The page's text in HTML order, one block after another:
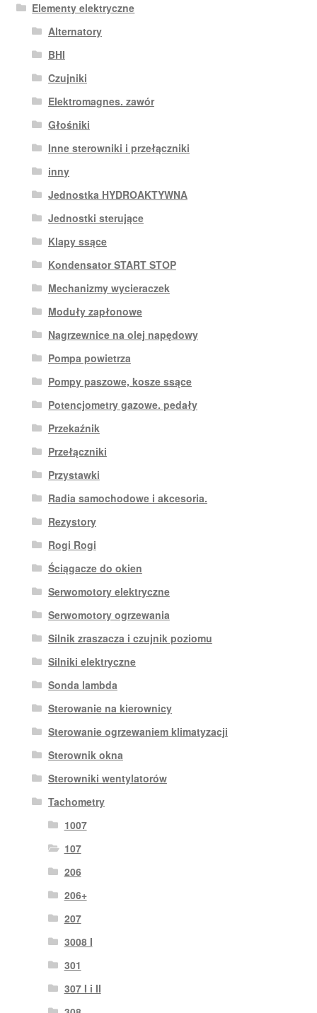
Elementy elektryczne
Alternatory
BHI
Czujniki
Elektromagnes. zawór
Głośniki
Inne sterowniki i przełączniki
inny
Jednostka HYDROAKTYWNA
Jednostki sterujące
Klapy ssące
Kondensator START STOP
Mechanizmy wycieraczek
Moduły zapłonowe
Nagrzewnice na olej napędowy
Pompa powietrza
Pompy paszowe, kosze ssące
Potencjometry gazowe. pedały
Przekaźnik
Przełączniki
Przystawki
Radia samochodowe i akcesoria.
Rezystory
Rogi Rogi
Ściągacze do okien
Serwomotory elektryczne
Serwomotory ogrzewania
Silnik zraszacza i czujnik poziomu
Silniki elektryczne
Sonda lambda
Sterowanie na kierownicy
Sterowanie ogrzewaniem klimatyzacji
Sterownik okna
Sterowniki wentylatorów
Tachometry
1007
107
206
206+
207
3008 I
301
307 I i II